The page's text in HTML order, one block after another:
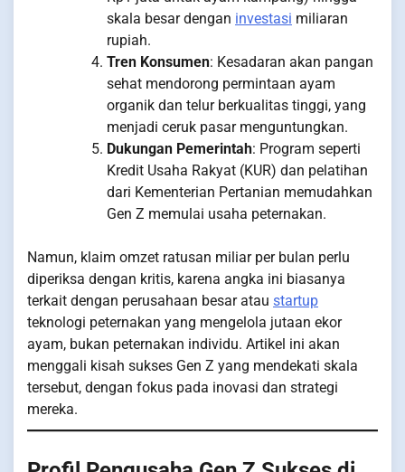
skala besar dengan investasi miliaran
rupiah.
Tren Konsumen: Kesadaran akan pangan
sehat mendorong permintaan ayam
organik dan telur berkualitas tinggi, yang
menjadi ceruk pasar menguntungkan.
Dukungan Pemerintah: Program seperti
Kredit Usaha Rakyat (KUR) dan pelatihan
dari Kementerian Pertanian memudahkan
Gen Z memulai usaha peternakan.
Namun, klaim omzet ratusan miliar per bulan perlu
diperiksa dengan kritis, karena angka ini biasanya
terkait dengan perusahaan besar atau startup
teknologi peternakan yang mengelola jutaan ekor
ayam, bukan peternakan individu. Artikel ini akan
menggali kisah sukses Gen Z yang mendekati skala
tersebut, dengan fokus pada inovasi dan strategi
mereka.